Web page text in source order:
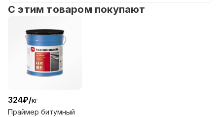
С этим товаром покупают
324₽/кг
Праймер битумный